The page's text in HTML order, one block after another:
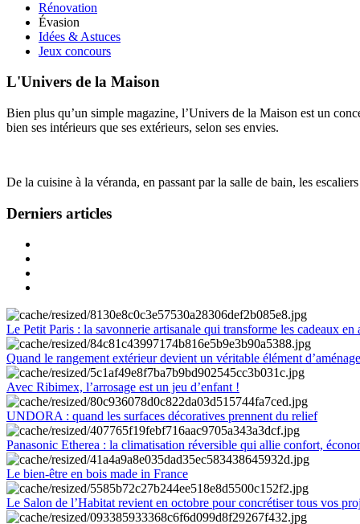
Rénovation
Évasion
Idées & Astuces
Jeux concours
L'Univers de la Maison
Bien plus qu’un simple magazine, l’Univers de la Maison est un
bien ses intérieurs que ses extérieurs, selon ses envies.
De la cuisine à la véranda, en passant par la salle de bain, les
Derniers articles
Le Petit Paris : la savonnerie artisanale qui transforme les cadeaux en
Quand le rangement extérieur devient un véritable élément
Avec Ribimex, l’arrosage est un jeu d’enfant !
UNDORA : quand les surfaces décoratives prennent du relief
Panasonic Etherea : la climatisation réversible qui allie confort,
Le bien-être en bois made in France
Le Salon de l’Habitat revient en octobre pour concrétiser tous vos